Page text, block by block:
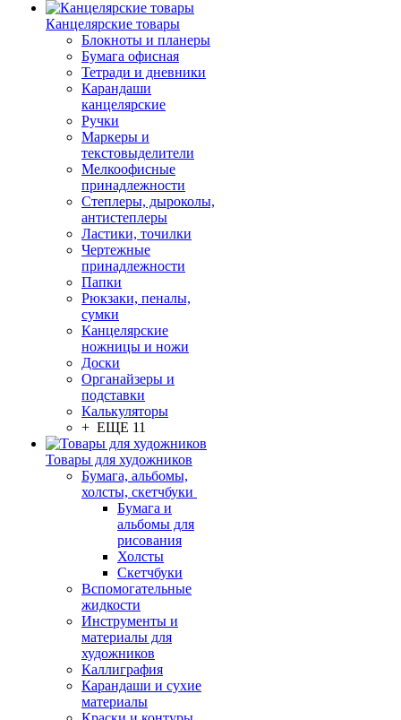
Канцелярские товары
Блокноты и планеры
Бумага офисная
Тетради и дневники
Карандаши
канцелярские
Ручки
Маркеры и
текстовыделители
Мелкоофисные
принадлежности
Степлеры, дыроколы,
антистеплеры
Ластики, точилки
Чертежные
принадлежности
Папки
Рюкзаки, пеналы,
сумки
Канцелярские
ножницы и ножи
Доски
Органайзеры и
подставки
Калькуляторы
+ ЕЩЕ 11
Товары для художников
Бумага, альбомы,
холсты, скетчбуки
Бумага и
альбомы для
рисования
Холсты
Скетчбуки
Вспомогательные
жидкости
Инструменты и
материалы для
художников
Каллиграфия
Карандаши и сухие
материалы